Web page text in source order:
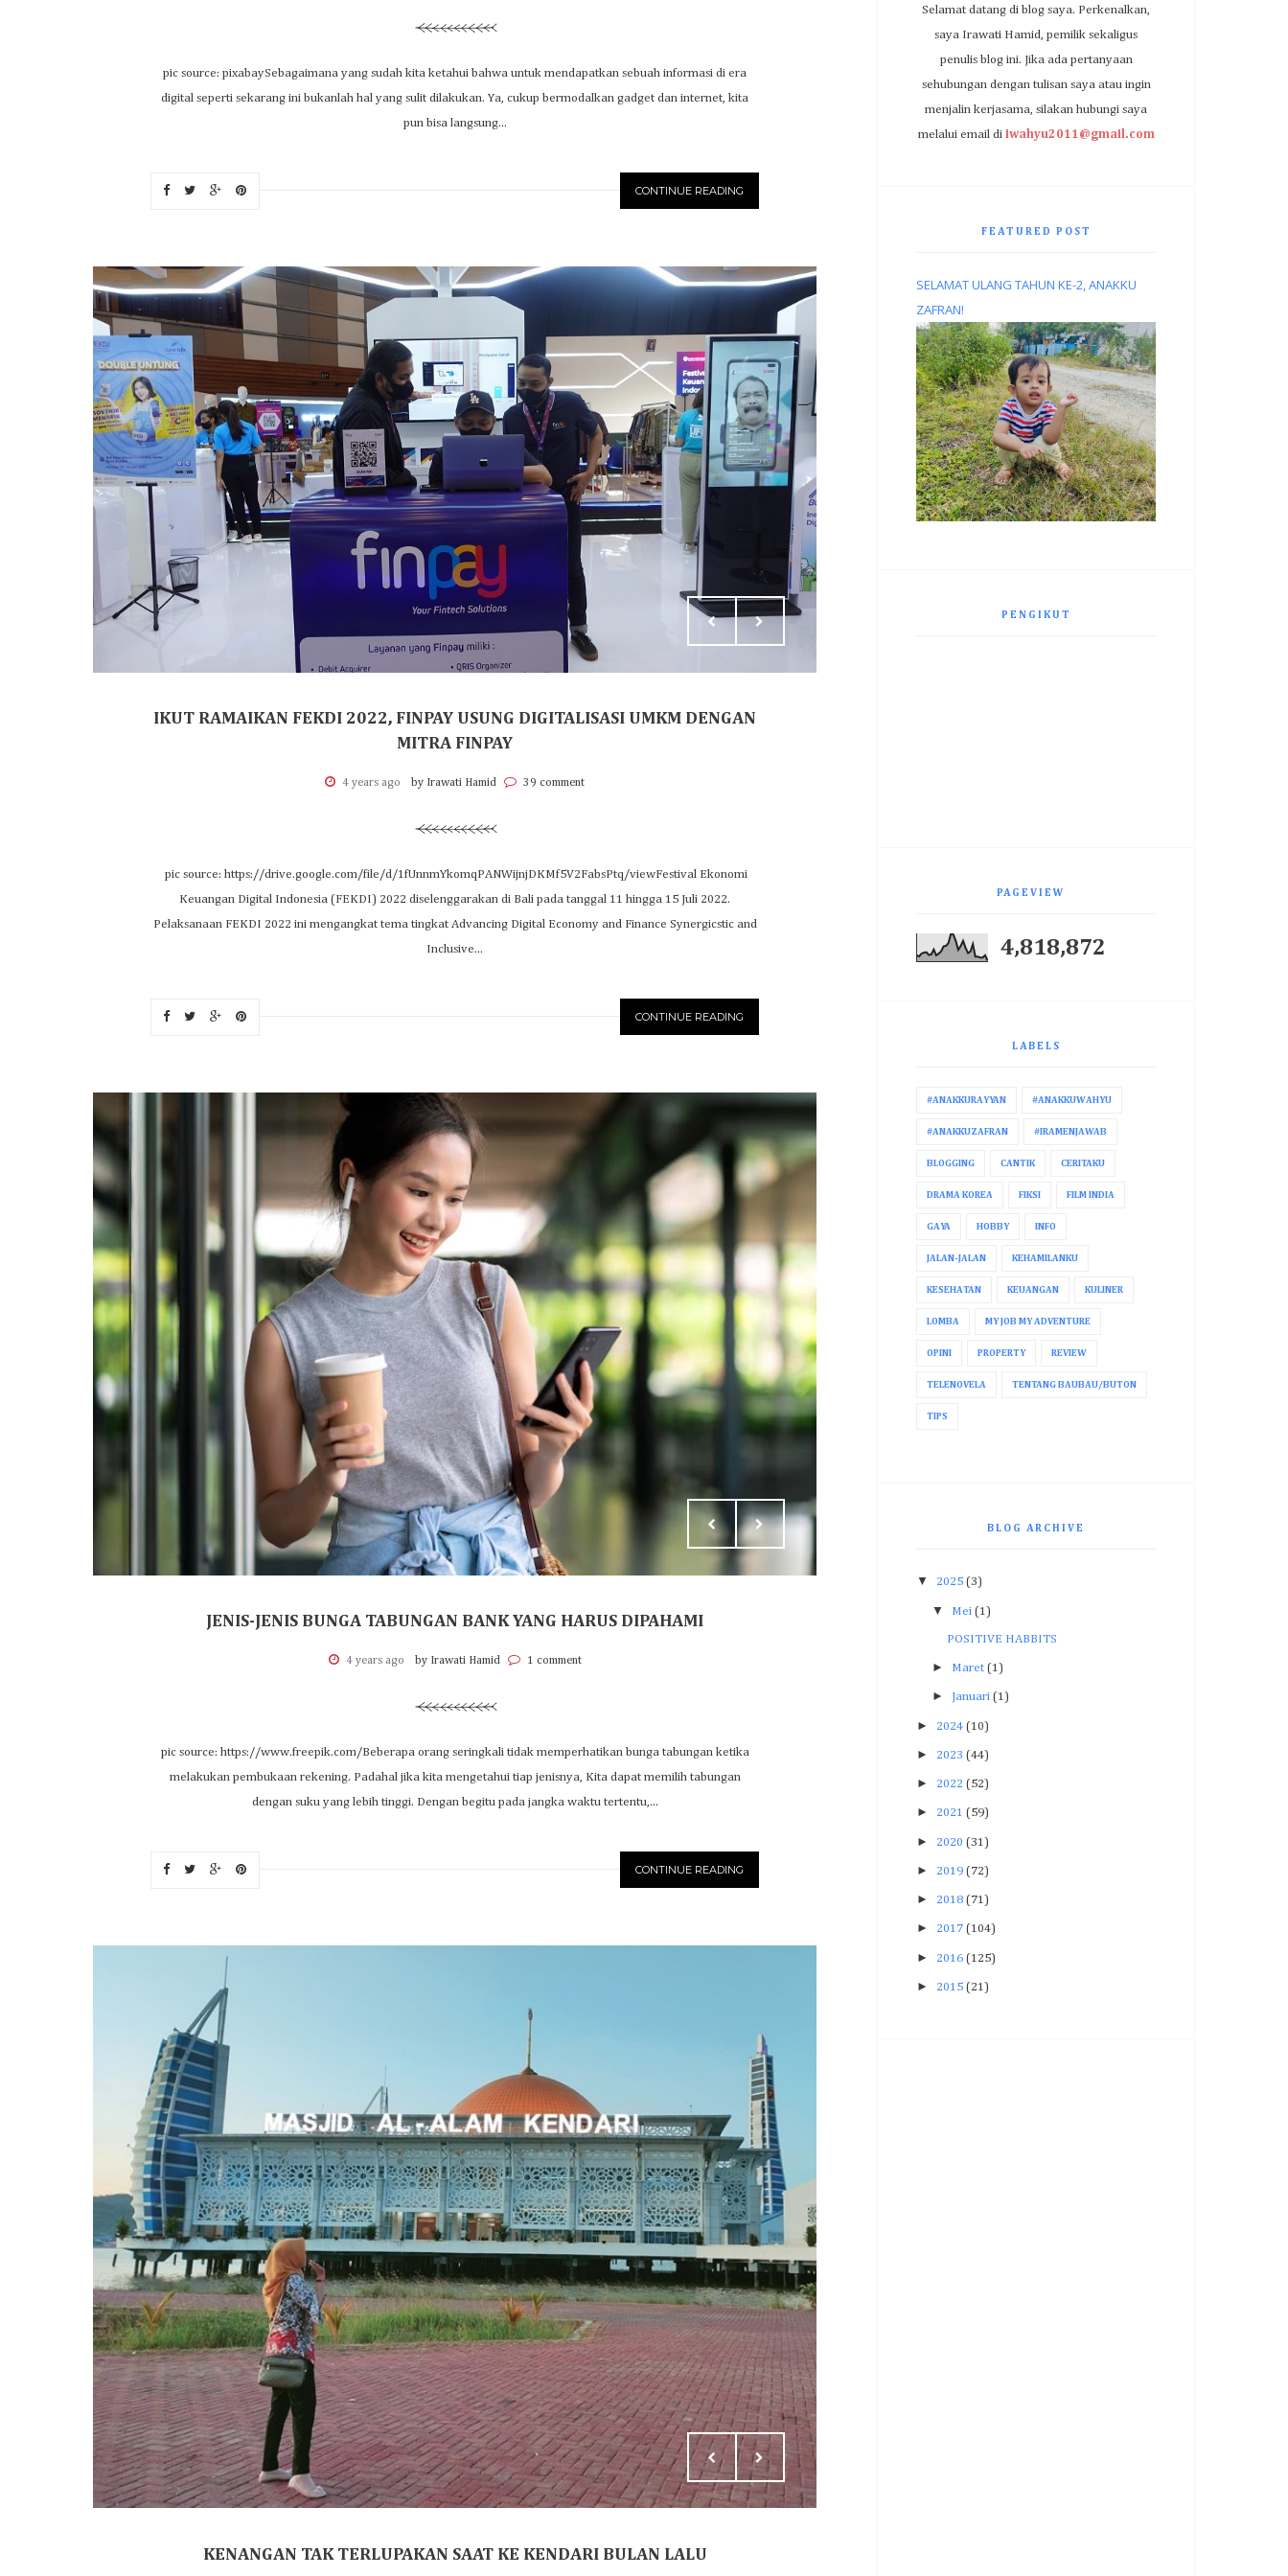
pic source: pixabaySebagaimana yang sudah kita ketahui bahwa untuk mendapatkan sebuah informasi di era
digital seperti sekarang ini bukanlah hal yang sulit dilakukan. Ya, cukup bermodalkan gadget dan internet, kita
pun bisa langsung...
CONTINUE READING
IKUT RAMAIKAN FEKDI 2022, FINPAY USUNG DIGITALISASI UMKM DENGAN
MITRA FINPAY
4 years ago by Irawati Hamid 39 comment
pic source: https://drive.google.com/file/d/1fUnnmYkomqPANWijnjDKMf5V2FabsPtq/viewFestival Ekonomi
Keuangan Digital Indonesia (FEKDI) 2022 diselenggarakan di Bali pada tanggal 11 hingga 15 Juli 2022.
Pelaksanaan FEKDI 2022 ini mengangkat tema tingkat Advancing Digital Economy and Finance Synergicstic and
Inclusive...
CONTINUE READING
JENIS-JENIS BUNGA TABUNGAN BANK YANG HARUS DIPAHAMI
4 years ago by Irawati Hamid 1 comment
pic source: https://www.freepik.com/Beberapa orang seringkali tidak memperhatikan bunga tabungan ketika
melakukan pembukaan rekening. Padahal jika kita mengetahui tiap jenisnya, Kita dapat memilih tabungan
dengan suku yang lebih tinggi. Dengan begitu pada jangka waktu tertentu,...
CONTINUE READING
KENANGAN TAK TERLUPAKAN SAAT KE KENDARI BULAN LALU
Selamat datang di blog saya. Perkenalkan,
saya Irawati Hamid, pemilik sekaligus
penulis blog ini. Jika ada pertanyaan
sehubungan dengan tulisan saya atau ingin
menjalin kerjasama, silakan hubungi saya
melalui email di iwahyu2011@gmail.com
FEATURED POST
SELAMAT ULANG TAHUN KE-2, ANAKKU
ZAFRAN!
PENGIKUT
PAGEVIEW
4,818,872
LABELS
#ANAKKURAYYAN #ANAKKUWAHYU
#ANAKKUZAFRAN #IRAMENJAWAB
BLOGGING CANTIK CERITAKU
DRAMA KOREA FIKSI FILM INDIA
GAYA HOBBY INFO
JALAN-JALAN KEHAMILANKU
KESEHATAN KEUANGAN KULINER
LOMBA MY JOB MY ADVENTURE
OPINI PROPERTY REVIEW
TELENOVELA TENTANG BAUBAU/BUTON
TIPS
BLOG ARCHIVE
▼ 2025 (3)
▼ Mei (1)
POSITIVE HABBITS
► Maret (1)
► Januari (1)
► 2024 (10)
► 2023 (44)
► 2022 (52)
► 2021 (59)
► 2020 (31)
► 2019 (72)
► 2018 (71)
► 2017 (104)
► 2016 (125)
► 2015 (21)